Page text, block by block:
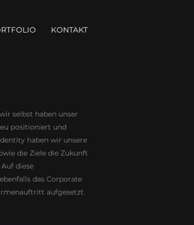
KONTAKT
selbst haben unser
positioniert und
haben wir unsere
die Ziele die Zukunft
diese
das Corporate
aufgesetzt.